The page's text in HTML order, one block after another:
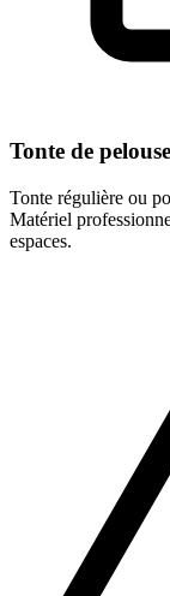
Tonte de pelouse
Tonte régulière ou
Matériel
espaces.